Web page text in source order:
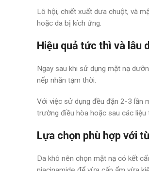
Lô hội, chiết xuất dưa chuột, và
hoặc da bị kích ứng.
Hiệu quả tức thì và lâu
Ngay sau khi sử dụng mặt nạ
nếp nhăn tạm thời.
Với việc sử dụng đều đặn 2-3 lần
trường điều hòa hoặc sau các liệu
Lựa chọn phù hợp với
Da khô nên chọn mặt nạ có kết